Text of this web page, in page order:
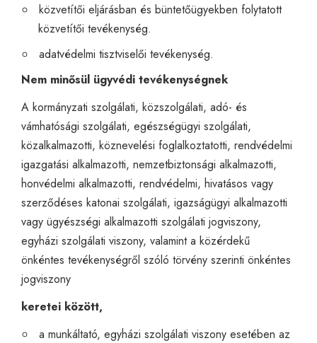
közvetítői eljárásban és büntetőügyekben folytatott
közvetítői tevékenység.
adatvédelmi tisztviselői tevékenység.
Nem minősül ügyvédi tevékenységnek
A kormányzati szolgálati, közszolgálati, adó- és
vámhatósági szolgálati, egészségügyi szolgálati,
közalkalmazotti, köznevelési foglalkoztatotti, rendvédelmi
igazgatási alkalmazotti, nemzetbiztonsági alkalmazotti,
honvédelmi alkalmazotti, rendvédelmi, hivatásos vagy
szerződéses katonai szolgálati, igazságügyi alkalmazotti
vagy ügyészségi alkalmazotti szolgálati jogviszony,
egyházi szolgálati viszony, valamint a közérdekű
önkéntes tevékenységről szóló törvény szerinti önkéntes
jogviszony
keretei között,
a munkáltató, egyházi szolgálati viszony esetében az